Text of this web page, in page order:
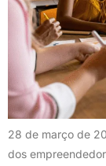
28 de março de
dos